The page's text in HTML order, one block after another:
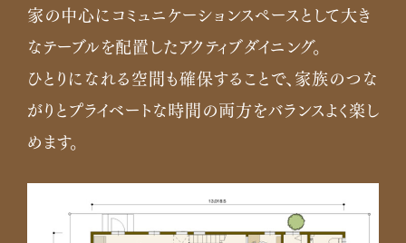
家の中心にコミュニケーションスペースとして大き
なテーブルを配置したアクティブダイニング。
ひとりになれる空間も確保することで、家族のつな
がりとプライベートな時間の両方をバランスよく楽し
めます。
生活スタイルや素材使いはそのままに、各スペース
をコンパクトにまとめました。
それぞれの時間も大切にしながら、家族をより身
近に感じられるプランです。